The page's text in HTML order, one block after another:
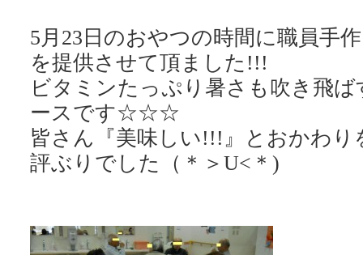
5月23日のおやつの時間に職員手
を提供させて頂ました!!!
ビタミンたっぷり暑さも吹き飛
ースです☆☆☆
皆さん『美味しい!!!』とおかわり
評ぶりでした（＊＞U<＊)